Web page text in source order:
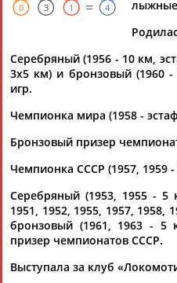
Аслаудин
Елена
Дмитрий
АБАРЕНОВ
АБАСОВА
Флюра
АББАТЕ-
БУЛАТОВА
Татьяна
АББЯСОВА
0 3 1 = 4
лыжные
Серебряный (1956 - 10 км,
3х5 км) и бронзовый (1960
игр.
Чемпионка мира (1958 -
Бронзовый призер
Чемпионка СССР (1957, 1959
Серебряный (1953, 1955 - 5
1951, 1952, 1955, 1957, 1958,
бронзовый (1961, 1963 - 5
призер чемпионатов СССР.
Выступала за клуб